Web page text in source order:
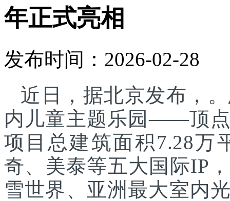
年正式亮相
发布时间：2026-02-28
近日，据北京发布，
内儿童主题乐园——顶
项目总建筑面积7.28万
奇、美泰等五大国际IP
雪世界、亚洲最大室内